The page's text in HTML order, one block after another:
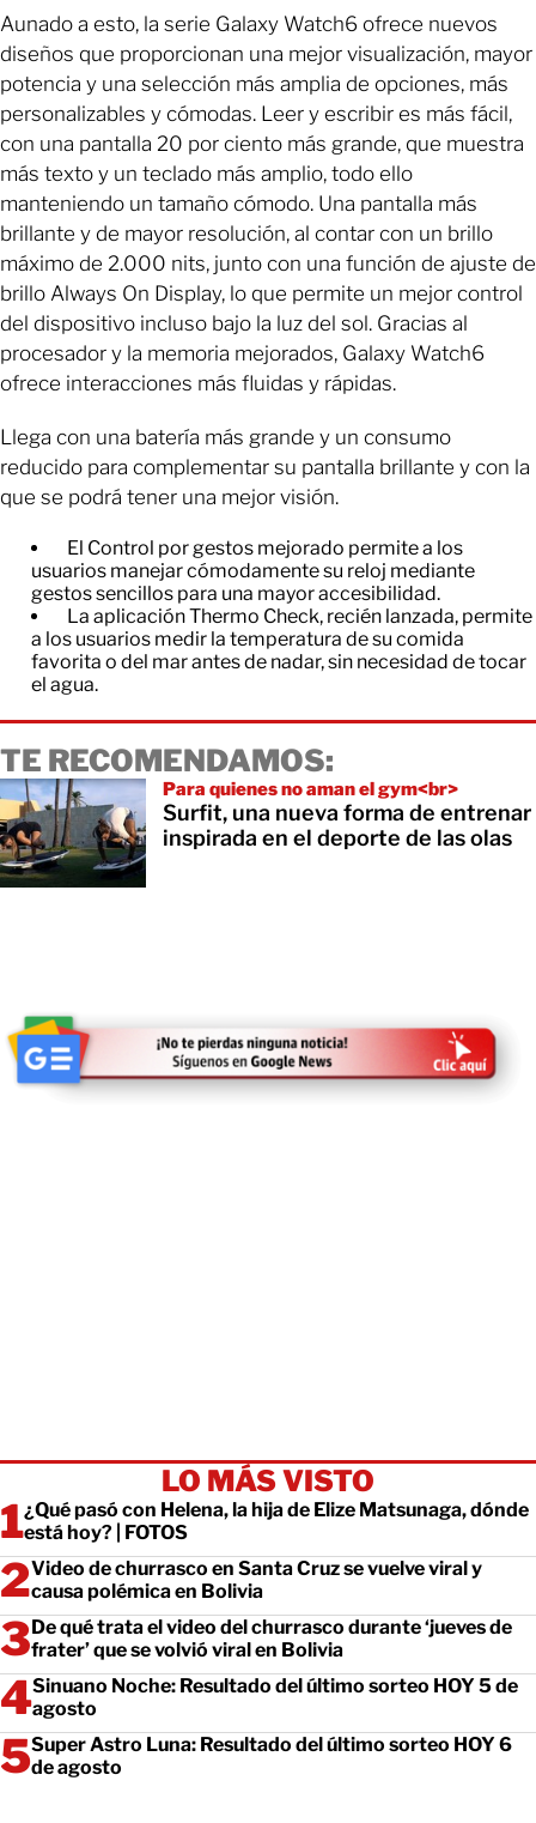
Aunado a esto, la serie Galaxy Watch6 ofrece nuevos
diseños que proporcionan una mejor visualización, mayor
potencia y una selección más amplia de opciones, más
personalizables y cómodas. Leer y escribir es más fácil,
con una pantalla 20 por ciento más grande, que muestra
más texto y un teclado más amplio, todo ello
manteniendo un tamaño cómodo. Una pantalla más
brillante y de mayor resolución, al contar con un brillo
máximo de 2.000 nits, junto con una función de ajuste de
brillo Always On Display, lo que permite un mejor control
del dispositivo incluso bajo la luz del sol. Gracias al
procesador y la memoria mejorados, Galaxy Watch6
ofrece interacciones más fluidas y rápidas.
Llega con una batería más grande y un consumo
reducido para complementar su pantalla brillante y con la
que se podrá tener una mejor visión.
El Control por gestos mejorado permite a los
usuarios manejar cómodamente su reloj mediante
gestos sencillos para una mayor accesibilidad.
La aplicación Thermo Check, recién lanzada, permite
a los usuarios medir la temperatura de su comida
favorita o del mar antes de nadar, sin necesidad de tocar
el agua.
TE RECOMENDAMOS:
Para quienes no aman el gym<br>
Surfit, una nueva forma de entrenar
inspirada en el deporte de las olas
LO MÁS VISTO
¿Qué pasó con Helena, la hija de Elize Matsunaga, dónde
está hoy? | FOTOS
Video de churrasco en Santa Cruz se vuelve viral y
causa polémica en Bolivia
De qué trata el video del churrasco durante ‘jueves de
frater’ que se volvió viral en Bolivia
Sinuano Noche: Resultado del último sorteo HOY 5 de
agosto
Super Astro Luna: Resultado del último sorteo HOY 6
de agosto